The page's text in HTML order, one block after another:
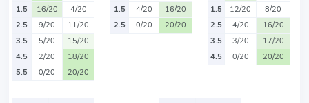
1.5
16/20
4/20
2.5
9/20
11/20
3.5
5/20
15/20
4.5
2/20
18/20
5.5
0/20 20/20
1.5
4/20
16/20
2.5
0/20 20/20
1.5
12/20
8/20
2.5
4/20
16/20
3.5
3/20
17/20
4.5
0/20 20/20